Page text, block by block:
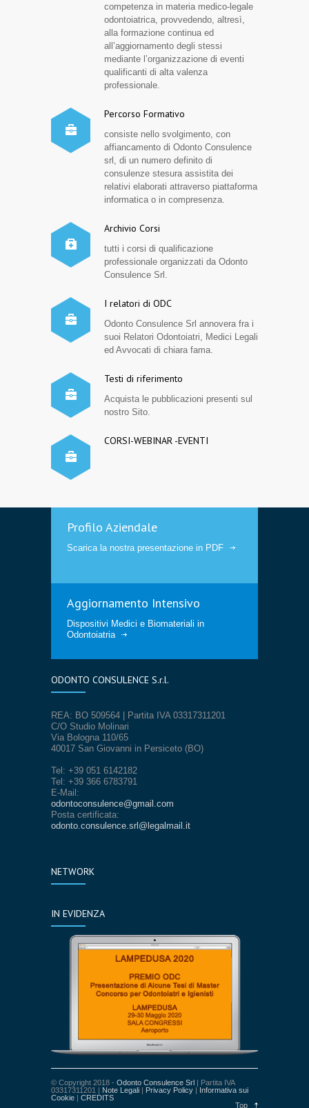
competenza in materia medico-legale
odontoiatrica, provvedendo, altresì,
alla formazione continua ed
all’aggiornamento degli stessi
mediante l’organizzazione di eventi
qualificanti di alta valenza
professionale.
Percorso Formativo
consiste nello svolgimento, con
affiancamento di Odonto Consulence
srl, di un numero definito di
consulenze stesura assistita dei
relativi elaborati attraverso piattaforma
informatica o in compresenza.
Archivio Corsi
tutti i corsi di qualificazione
professionale organizzati da Odonto
Consulence Srl.
I relatori di ODC
Odonto Consulence Srl annovera fra i
suoi Relatori Odontoiatri, Medici Legali
ed Avvocati di chiara fama.
Testi di riferimento
Acquista le pubblicazioni presenti sul
nostro Sito.
CORSI-WEBINAR -EVENTI
Profilo Aziendale
Scarica la nostra presentazione in PDF
Aggiornamento Intensivo
Dispositivi Medici e Biomateriali in
Odontoiatria
ODONTO CONSULENCE S.r.l.
REA: BO 509564 | Partita IVA 03317311201
C/O Studio Molinari
Via Bologna 110/65
40017 San Giovanni in Persiceto (BO)
Tel: +39 051 6142182
Tel: +39 366 6783791
E-Mail:
odontoconsulence@gmail.com
Posta certificata:
odonto.consulence.srl@legalmail.it
NETWORK
IN EVIDENZA
© Copyright 2018 - Odonto Consulence Srl | Partita IVA
03317311201 | Note Legali | Privacy Policy | Informativa sui
Cookie | CREDITS
Top